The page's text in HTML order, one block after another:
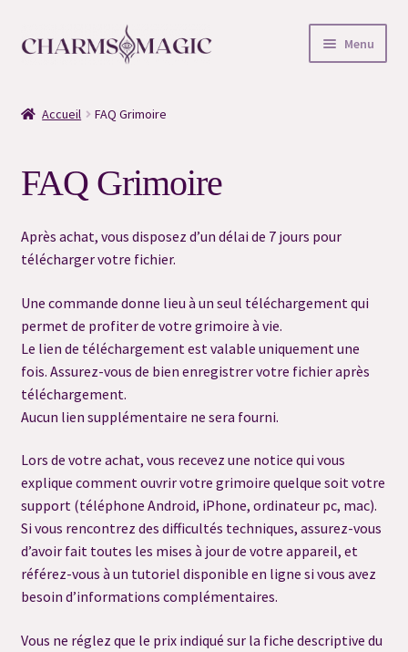
à
au
Menu
#7254 (pas de titre)
#7008 (pas de titre)
#6525 (pas de titre)
#6527 (pas de titre)
#6530 (pas de titre)
#6532 (pas de titre)
#7119 (pas de titre)
Blog
Accueil FAQ Grimoire
FAQ Grimoire
Après achat, vous disposez d’un délai de 7 jours pour
télécharger votre fichier.
Une commande donne lieu à un seul téléchargement qui
permet de profiter de votre grimoire à vie.
Le lien de téléchargement est valable uniquement une
fois. Assurez-vous de bien enregistrer votre fichier après
téléchargement.
Aucun lien supplémentaire ne sera fourni.
Lors de votre achat, vous recevez une notice qui vous
explique comment ouvrir votre grimoire quelque soit votre
support (téléphone Android, iPhone, ordinateur pc, mac).
Si vous rencontrez des difficultés techniques, assurez-vous
d’avoir fait toutes les mises à jour de votre appareil, et
référez-vous à un tutoriel disponible en ligne si vous avez
besoin d’informations complémentaires.
Vous ne réglez que le prix indiqué sur la fiche descriptive du